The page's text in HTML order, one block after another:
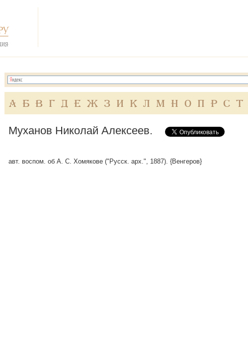
А Б В Г Д Е Ж З И К Л М Н О П Р С Т
Муханов Николай Алексеев.
авт. воспом. об А. С. Хомякове ("Русск. арх.", 1887). {Венгеров}